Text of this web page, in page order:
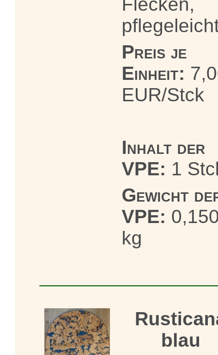
Preis je
Einheit:
EUR/Stck
Inhalt der
VPE: 1
Gewicht
VPE:
kg
blau